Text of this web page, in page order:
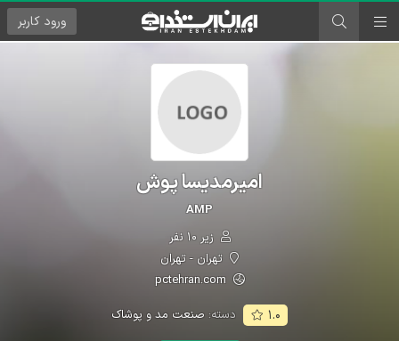
ورود کاربر
امیرمدیسا پوش
AMP
زیر ۱۰ نفر
تهران - تهران
pctehran.com
۱.۰ دسته: صنعت مد و پوشاک